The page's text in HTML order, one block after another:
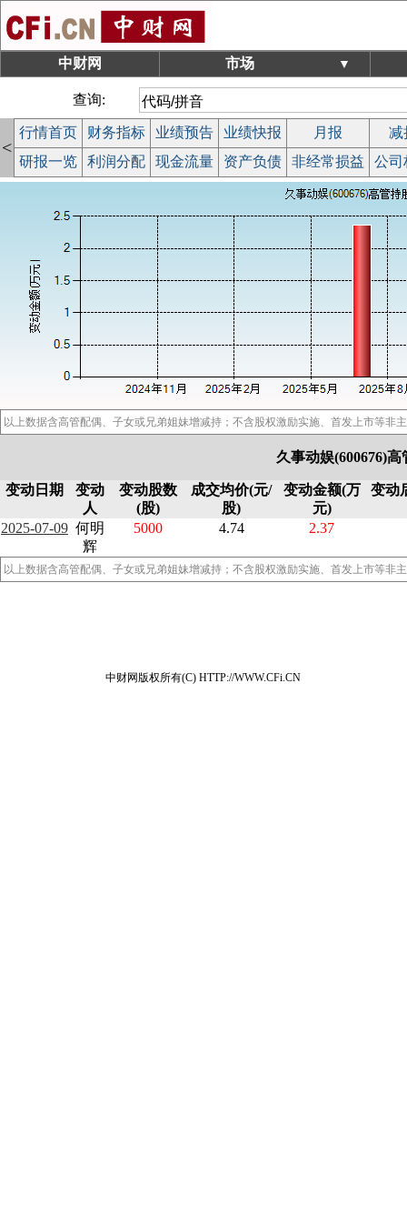
中财网 市场 ▼
查询:
<
行情首页 财务指标 业绩预告 业绩快报 月报
减
研报一览
利润分配 现金流量 资产负债 非经常损益 公司
以上数据含高管配偶、子女或兄弟姐妹增减持；不含股权激励实施、首发上市等非
久事动娱(600676)
变动日期
变动
人
变动股数
(股)
成交均价(元/
股)
变动金额(万
元)
变动
2025-07-09 何明
辉
5000 4.74 2.37
以上数据含高管配偶、子女或兄弟姐妹增减持；不含股权激励实施、首发上市等非
中财网版权所有(C) HTTP://WWW.CFi.CN